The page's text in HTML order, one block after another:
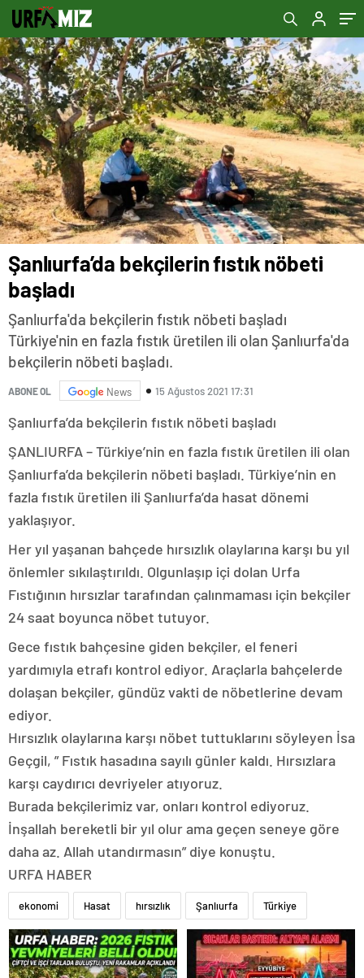
Şanlıurfa’da bekçilerin fıstık nöbeti
başladı
Şanlıurfa'da bekçilerin fıstık nöbeti başladı
Türkiye'nin en fazla fıstık üretilen ili olan Şanlıurfa'da
bekçilerin nöbeti başladı.
ABONE OL News 15 Ağustos 2021 17:31
Şanlıurfa’da bekçilerin fıstık nöbeti başladı
ŞANLIURFA – Türkiye’nin en fazla fıstık üretilen ili olan
Şanlıurfa’da bekçilerin nöbeti başladı. Türkiye’nin en
fazla fıstık üretilen ili Şanlıurfa’da hasat dönemi
yaklaşıyor.
Her yıl yaşanan bahçede hırsızlık olaylarına karşı bu yıl
önlemler sıkılaştırıldı. Olgunlaşıp içi dolan Urfa
Fıstığının hırsızlar tarafından çalınmaması için bekçiler
24 saat boyunca nöbet tutuyor.
Gece fıstık bahçesine giden bekçiler, el feneri
yardımıyla etrafı kontrol ediyor. Araçlarla bahçelerde
dolaşan bekçiler, gündüz vakti de nöbetlerine devam
ediyor.
Hırsızlık olaylarına karşı nöbet tuttuklarını söyleyen İsa
Geçgil, ” Fıstık hasadına sayılı günler kaldı. Hırsızlara
karşı caydırıcı devriyeler atıyoruz.
Burada bekçilerimiz var, onları kontrol ediyoruz.
İnşallah bereketli bir yıl olur ama geçen seneye göre
daha az. Allah utandırmasın” diye konuştu.
URFA HABER
ekonomi Hasat hırsızlık Şanlıurfa Türkiye